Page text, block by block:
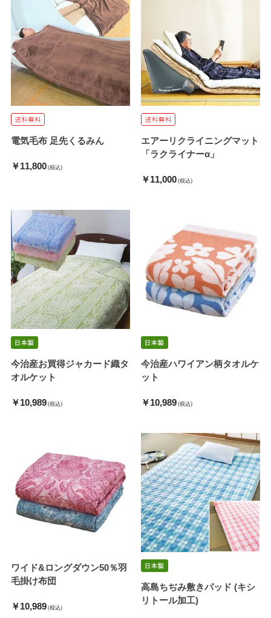
電気毛布 足先くるみん
￥11,800 (税込)
エアーリクライニングマット
「ラクライナーα」
￥11,000 (税込)
今治産お買得ジャカード織タ
オルケット
￥10,989 (税込)
今治産ハワイアン柄タオルケ
ット
￥10,989 (税込)
ワイド&ロングダウン50％羽
毛掛け布団
￥10,989 (税込)
高島ちぢみ敷きパッド (キシ
リトール加工)